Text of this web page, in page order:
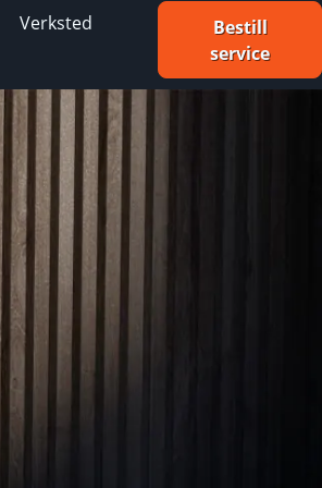
Verksted
Bestill
service